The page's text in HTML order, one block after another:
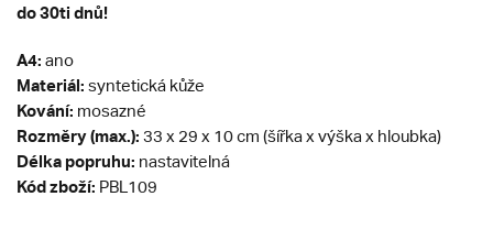
do 30ti dnů!
A4: ano
Materiál: syntetická kůže
Kování: mosazné
Rozměry (max.): 33 x 29 x 10 cm (šířka x výška x hloubka)
Délka popruhu: nastavitelná
Kód zboží: PBL109